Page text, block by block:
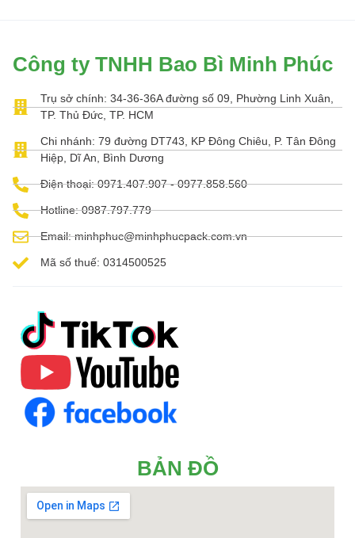
Công ty TNHH Bao Bì Minh Phúc
Trụ sở chính: 34-36-36A đường số 09, Phường Linh Xuân,
TP. Thủ Đức, TP. HCM
Chi nhánh: 79 đường DT743, KP Đông Chiêu, P. Tân Đông
Hiệp, Dĩ An, Bình Dương
Điện thoại: 0971.407.907 - 0977.858.560
Hotline: 0987.797.779
Email: minhphuc@minhphucpack.com.vn
Mã số thuế: 0314500525
BẢN ĐỒ